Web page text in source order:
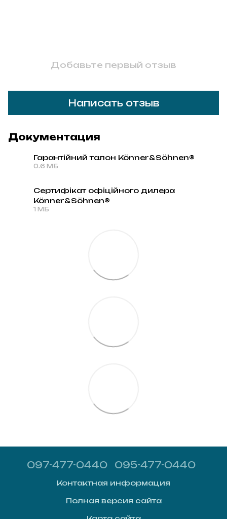
Добавьте первый отзыв
Написать отзыв
Документация
Гарантійний талон Könner&Söhnen®
0.6 МБ
Сертифікат офіційного дилера
Könner&Söhnen®
1 МБ
097-477-0440 095-477-0440
Контактная информация
Полная версия сайта